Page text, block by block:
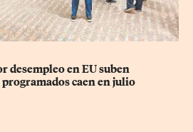
desempleo en EU suben
caen en julio